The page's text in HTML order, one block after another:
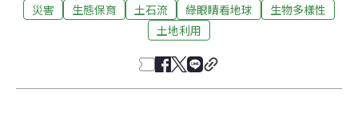
災害 生態保育 土石流 綠眼睛看地球
生物多樣性
土地利用